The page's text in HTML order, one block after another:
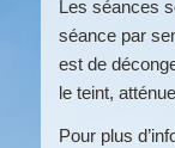
Les séances
séance par
est de
le teint,
Pour plus